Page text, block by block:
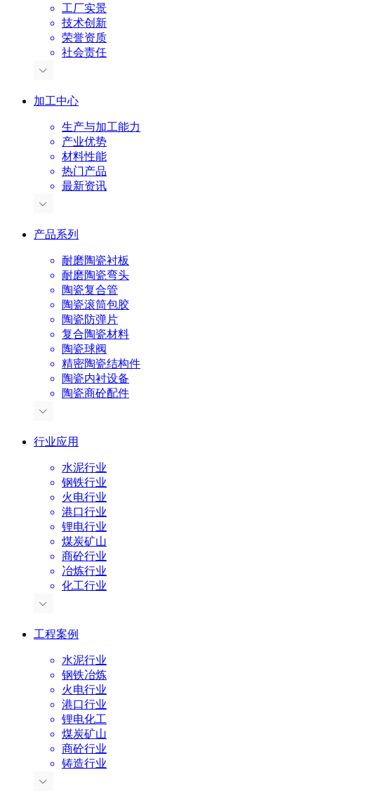
工厂实景
技术创新
荣誉资质
社会责任
加工中心
生产与加工能力
产业优势
材料性能
热门产品
最新资讯
产品系列
耐磨陶瓷衬板
耐磨陶瓷弯头
陶瓷复合管
陶瓷滚筒包胶
陶瓷防弹片
复合陶瓷材料
陶瓷球阀
精密陶瓷结构件
陶瓷内衬设备
陶瓷商砼配件
行业应用
水泥行业
钢铁行业
火电行业
港口行业
锂电行业
煤炭矿山
商砼行业
冶炼行业
化工行业
工程案例
水泥行业
钢铁冶炼
火电行业
港口行业
锂电化工
煤炭矿山
商砼行业
铸造行业